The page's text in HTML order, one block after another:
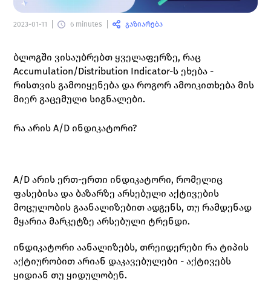
2023-01-11 6 minutes გაზიარება
ბლოგში ვისაუბრებთ ყველაფერზე, რაც
Accumulation/Distribution Indicator-ს ეხება -
რისთვის გამოიყენება და როგორ ამოიკითხება მის
მიერ გაცემული სიგნალები.
რა არის A/D ინდიკატორი?
A/D არის ერთ-ერთი ინდიკატორი, რომელიც
ფასებისა და ბაზარზე არსებული აქტივების
მოცულობის გაანალიზებით ადგენს, თუ რამდენად
მყარია მარკეტზე არსებული ტრენდი.
ინდიკატორი აანალიზებს, თრეიდერები რა ტიპის
აქტიურობით არიან დაკავებულები - აქტივებს
ყიდიან თუ ყიდულობენ.